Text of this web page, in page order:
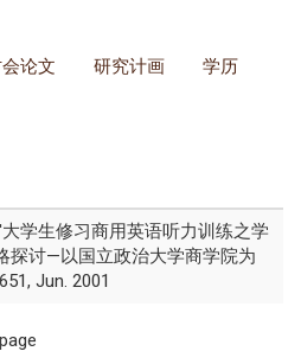
论文 研究计画 学历
大学生修习商用英语听力训练之学
探讨—以国立政治大学商学院为
Jun. 2001